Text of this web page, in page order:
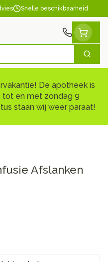
Snelle beschikbaarheid
Zoek
De apotheek is
tot en met zondag 9
staan wij weer paraat!
Afslanken